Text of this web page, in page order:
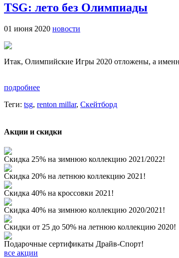
TSG: лето без Олимпиады
01 июня 2020 новости
Итак, Олимпийские Игры 2020 отложены, а
подробнее
Теги: tsg, renton millar, Скейтборд
Акции и скидки
Скидка 25% на зимнюю коллекцию 2021/2022!
Скидка 20% на летнюю коллекцию 2021!
Скидка 40% на кроссовки 2021!
Скидка 40% на зимнюю коллекцию 2020/2021!
Скидки от 25 до 50% на летнюю коллекцию 2020!
Подарочные сертификаты Драйв-Спорт!
все акции